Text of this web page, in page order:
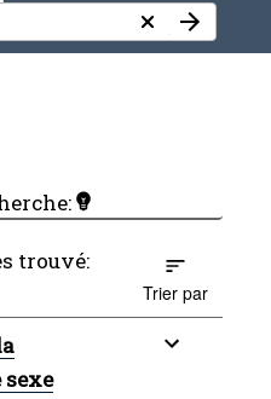
trouvé:
Trier par